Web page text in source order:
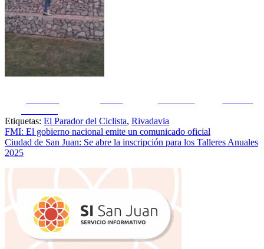
Etiquetas: El Parador del Ciclista, Rivadavia
Navegación
de
entradas
FMI: El gobierno nacional emite un comunicado oficial
Ciudad de San Juan: Se abre la inscripción para los Talleres Anuales
2025